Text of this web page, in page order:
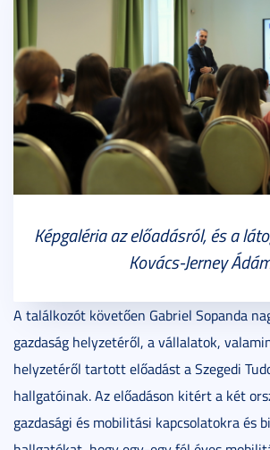
Képgaléria az előadásról, és a
Kovács-Jerney
A találkozót követően Gabriel Sopanda
gazdaság helyzetéről, a vállalatok,
helyzetéről tartott előadást a Szegedi
hallgatóinak. Az előadáson kitért a két
gazdasági és mobilitási kapcsolatokra és